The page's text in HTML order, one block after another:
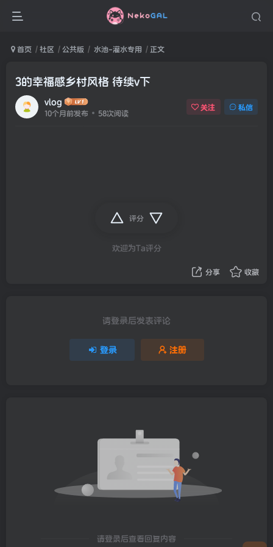
首页 社区 公共版 水池-灌水专用 正文
3的幸福感乡村风格 待续v下
vlog
10个月前发布 58次阅读
关注 私信
评分
欢迎为Ta评分
分享 收藏
请登录后发表评论
登录 注册
请登录后查看回复内容